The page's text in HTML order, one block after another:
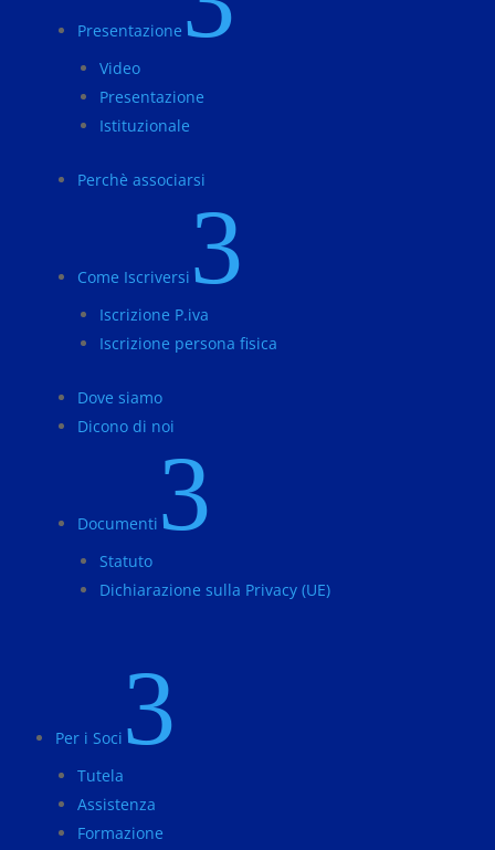
Presentazione
Video
Presentazione
Istituzionale
Perchè associarsi
Come Iscriversi 3
Iscrizione P.iva
Iscrizione persona fisica
Dove siamo
Dicono di noi
Documenti 3
Statuto
Dichiarazione sulla Privacy (UE)
Per i Soci 3
Tutela
Assistenza
Formazione